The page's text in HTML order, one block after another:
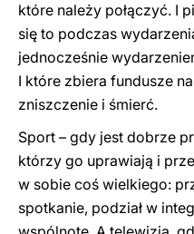
które należy połączyć. I
się to podczas
jednocześnie
I które zbiera fundusze
zniszczenie i śmierć.
Sport – gdy jest dobrze
którzy go uprawiają i
w sobie coś wielkiego:
spotkanie, podział w